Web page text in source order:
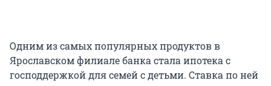
Одним из самых популярных продуктов в
Ярославском филиале банка стала ипотека с
господдержкой для семей с детьми. Ставка по ней